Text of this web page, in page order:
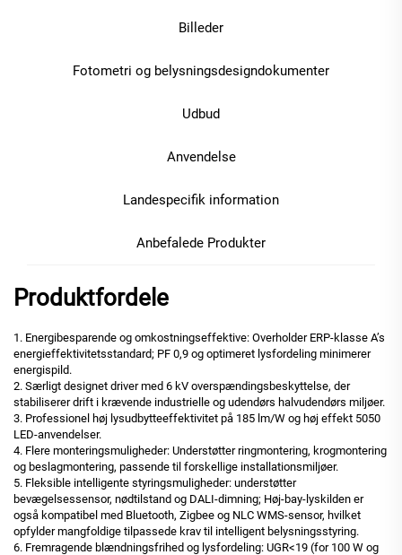
Billeder
Fotometri og belysningsdesigndokumenter
Udbud
Anvendelse
Landespecifik information
Anbefalede Produkter
Produktfordele
1. Energibesparende og omkostningseffektive: Overholder ERP-klasse A’s
energieffektivitetsstandard; PF 0,9 og optimeret lysfordeling minimerer
energispild.
2. Særligt designet driver med 6 kV overspændingsbeskyttelse, der
stabiliserer drift i krævende industrielle og udendørs halvudendørs miljøer.
3. Professionel høj lysudbytteeffektivitet på 185 lm/W og høj effekt 5050
LED-anvendelser.
4. Flere monteringsmuligheder: Understøtter ringmontering, krogmontering
og beslagmontering, passende til forskellige installationsmiljøer.
5. Fleksible intelligente styringsmuligheder: understøtter
bevægelsessensor, nødtilstand og DALI-dimning; Høj-bay-lyskilden er
også kompatibel med Bluetooth, Zigbee og NLC WMS-sensor, hvilket
opfylder mangfoldige tilpassede krav til intelligent belysningsstyring.
6. Fremragende blændningsfrihed og lysfordeling: UGR<19 (for 100 W og